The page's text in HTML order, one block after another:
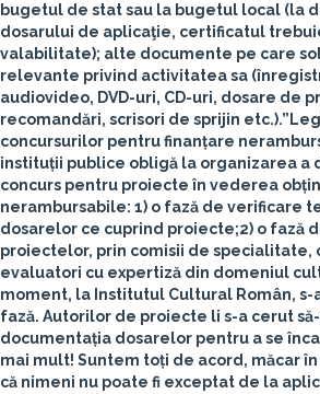
bugetul de stat sau la bugetul local (la
dosarului de aplicaţie, certificatul
valabilitate); alte documente pe care
relevante privind activitatea sa
audiovideo, DVD-uri, CD-uri, dosare de
recomandări, scrisori de sprijin etc.).”
concursurilor pentru finanțare
instituții publice obligă la organizarea a
concurs pentru proiecte în vederea
nerambursabile: 1) o fază de verificare
dosarelor ce cuprind proiecte;2) o fază
proiectelor, prin comisii de specialitate,
evaluatori cu expertiză din domeniul
moment, la Institutul Cultural Român, s-
fază. Autorilor de proiecte li s-a cerut
documentația dosarelor pentru a se
mai mult! Suntem toți de acord, măcar
că nimeni nu poate fi exceptat de la